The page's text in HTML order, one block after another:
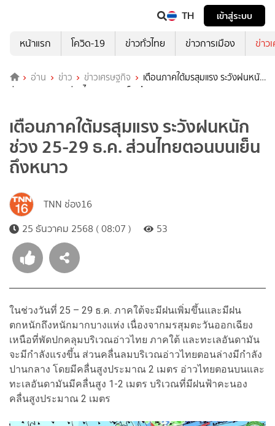
TH
เข้าสู่ระบบ
หน้าแรก
โควิด-19 ข่าวทั่วไทย ข่าวการเมือง ข่าว
อ่าน ข่าว ข่าวเศรษฐกิจ
เตือนภาคใต้มรสุมแรง ระวังฝนหนัก
ช่วง 25-29 ธ.ค. ส่วนไทยตอนบนเย็นถึงหนาว
เตือนภาคใต้มรสุมแรง ระวังฝนหนัก
ช่วง 25-29 ธ.ค. ส่วนไทยตอนบนเย็น
ถึงหนาว
TNN ช่อง16
25 ธันวาคม 2568 ( 08:07 )
53
ในช่วงวันที่ 25 – 29 ธ.ค. ภาคใต้จะมีฝนเพิ่มขึ้นและมีฝน
ตกหนักถึงหนักมากบางแห่ง เนื่องจากมรสุมตะวันออกเฉียง
เหนือที่พัดปกคลุมบริเวณอ่าวไทย ภาคใต้ และทะเลอันดามัน
จะมีกำลังแรงขึ้น ส่วนคลื่นลมบริเวณอ่าวไทยตอนล่างมีกำลัง
ปานกลาง โดยมีคลื่นสูงประมาณ 2 เมตร อ่าวไทยตอนบนและ
ทะเลอันดามันมีคลื่นสูง 1-2 เมตร บริเวณที่มีฝนฟ้าคะนอง
คลื่นสูงประมาณ 2 เมตร